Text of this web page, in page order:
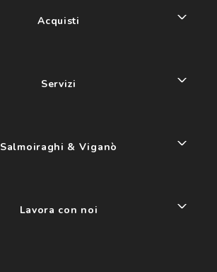
Acquisti
Servizi
Salmoiraghi & Viganò
Lavora con noi